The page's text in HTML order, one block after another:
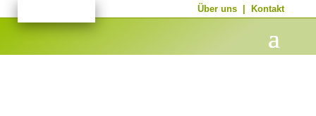
Über uns Kontakt